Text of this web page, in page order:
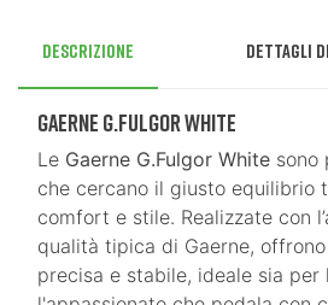
Descrizione Dettagli
Gaerne G.Fulgor White
Le Gaerne G.Fulgor White sono
che cercano il giusto equilibrio
comfort e stile. Realizzate con
qualità tipica di Gaerne,
precisa e stabile, ideale sia per